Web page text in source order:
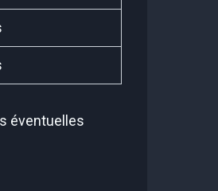
éventuelles